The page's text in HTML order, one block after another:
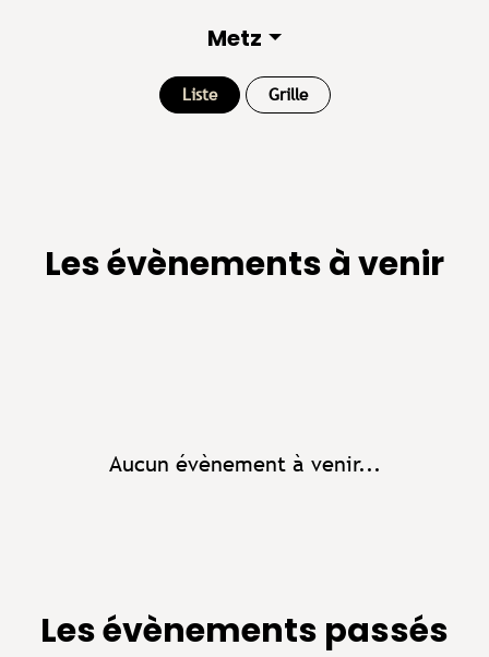
Metz
Liste Grille
Les évènements à venir
Aucun évènement à venir...
Les évènements passés